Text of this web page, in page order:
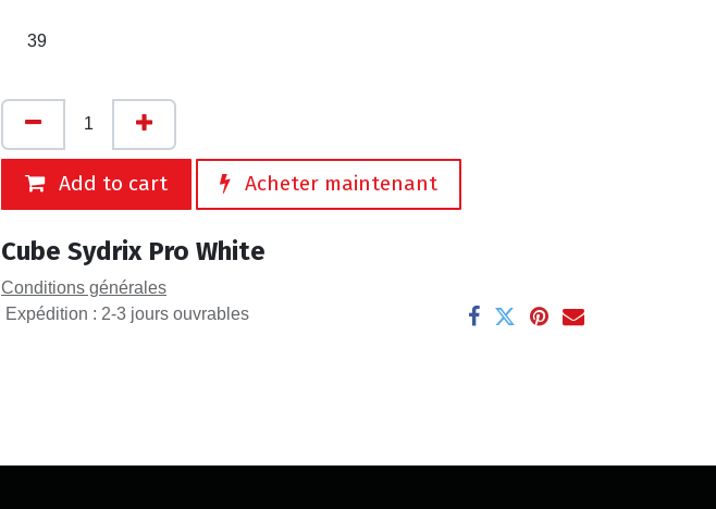
39
Add to cart Acheter maintenant
Cube Sydrix Pro White
Conditions générales
Expédition : 2-3 jours ouvrables